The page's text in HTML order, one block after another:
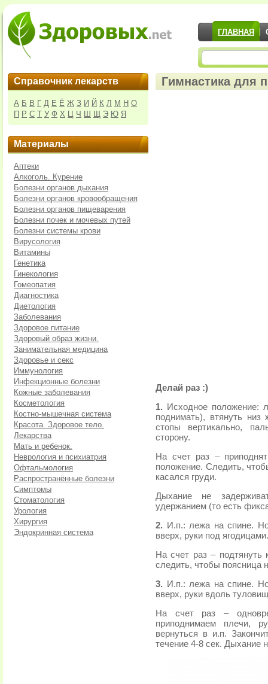
ГЛАВНАЯ
Справочник лекарств
А Б В Г Д Е Ё Ж З И Й К Л М Н О
П Р С Т У Ф Х Ц Ч Ш Щ Э Ю Я
Материалы
Аптеки
Алкоголь. Курение
Болезни органов дыхания
Болезни органов кровообращения
Болезни органов пищеварения
Болезни почек и мочевых путей
Болезни системы крови
Вирусология
Витамины
Генетика
Гинекология
Гомеопатия
Диагностика
Диетология
Заболевания
Здоровое питание
Здоровый образ жизни.
Занимательная медицина
Здоровье и секс
Иммунология
Инфекционные болезни
Кожные заболевания
Косметология
Костно-мышечная система
Красота. Здоровое тело.
Лекарства
Мать и ребенок.
Неврология и психиатрия
Офтальмология
Распространённые болезни
Симптомы
Стоматология
Урология
Хирургия
Эндокринная система
Гимнастика для
Делай раз :)
1.
Исходное положение:
поднимать), втянуть
стопы вертикально,
сторону.
На счет раз –
положение. Следить,
касался груди.
Дыхание не
удержанием (то есть
2. И.п.: лежа на спине.
вверх, руки под ягодицами.
На счет раз – подтянуть
следить, чтобы поясница
3. И.п.: лежа на спине.
вверх, руки вдоль
На счет раз –
приподнимаем плечи,
вернуться в и.п.
течение 4-8 сек. Дыхание